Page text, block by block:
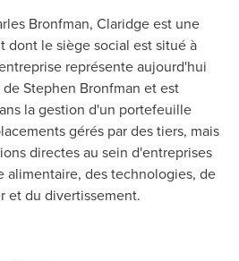
Bronfman, Claridge est une
dont le siège social est situé à
représente aujourd'hui
deStephen Bronfman et est
la gestion d'un portefeuille
gérés par des tiers, mais
directes au sein d'entreprises
alimentaire, des technologies, de
et du divertissement.